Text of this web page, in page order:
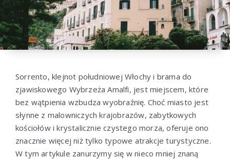
Sorrento, klejnot południowej Włochy i brama do
zjawiskowego Wybrzeża Amalfi, jest miejscem, które
bez wątpienia wzbudza wyobraźnię. Choć miasto jest
słynne z malowniczych krajobrazów, zabytkowych
kościołów i krystalicznie czystego morza, oferuje ono
znacznie więcej niż tylko typowe atrakcje turystyczne.
W tym artykule zanurzymy się w nieco mniej znaną